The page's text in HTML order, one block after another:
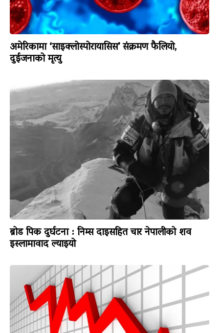
अमेरिकामा ‘साइक्लोस्पोरायासिस’ संक्रमण फैलियो,
दुईजनाको मृत्यु
ब्रोड पिक दुर्घटना : निम्स दाइसहित चार नेपालीको शव
इस्लामावाद ल्याइयो